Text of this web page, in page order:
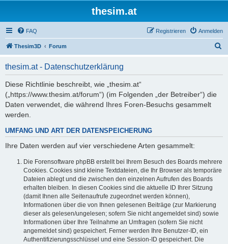
thesim.at
FAQ Anmelden
Registrieren
Thesim3D Forum
thesim.at - Datenschutzerklärung
Diese Richtlinie beschreibt, wie „thesim.at“
(„https://www.thesim.at/forum“) (im Folgenden „der Betreiber“) die
Daten verwendet, die während Ihres Foren-Besuchs gesammelt
werden.
UMFANG UND ART DER DATENSPEICHERUNG
Ihre Daten werden auf vier verschiedene Arten gesammelt:
Die Forensoftware phpBB erstellt bei Ihrem Besuch des Boards mehrere
Cookies. Cookies sind kleine Textdateien, die Ihr Browser als temporäre
Dateien ablegt und die zwischen den einzelnen Aufrufen des Boards
erhalten bleiben. In diesen Cookies sind die aktuelle ID Ihrer Sitzung
(damit Ihnen alle Seitenaufrufe zugeordnet werden können),
Informationen über die von Ihnen gelesenen Beiträge (zur Markierung
dieser als gelesen/ungelesen; sofern Sie nicht angemeldet sind) sowie
Informationen über Ihre Teilnahme an Umfragen (sofern Sie nicht
angemeldet sind) gespeichert. Ferner werden Ihre Benutzer-ID, ein
Authentifizierungsschlüssel und eine Session-ID gespeichert. Die